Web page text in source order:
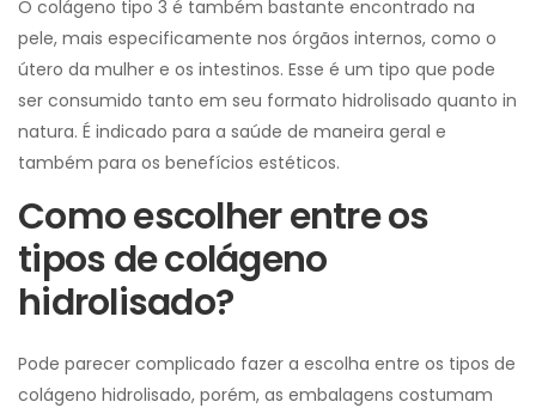
O colágeno tipo 3 é também bastante encontrado na
pele, mais especificamente nos órgãos internos, como o
útero da mulher e os intestinos. Esse é um tipo que pode
ser consumido tanto em seu formato hidrolisado quanto in
natura. É indicado para a saúde de maneira geral e
também para os benefícios estéticos.
Como escolher entre os
tipos de colágeno
hidrolisado?
Pode parecer complicado fazer a escolha entre os tipos de
colágeno hidrolisado, porém, as embalagens costumam